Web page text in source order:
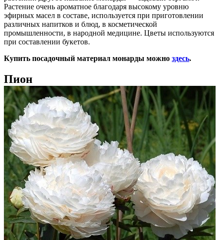
Растение очень ароматное благодаря высокому уровню
эфирных масел в составе, используется при приготовлении
различных напитков и блюд, в косметической
промышленности, в народной медицине. Цветы используются
при составлении букетов.
Купить посадочный материал монарды можно здесь.
Пион